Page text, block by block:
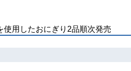
使用したおにぎり2品順次発売